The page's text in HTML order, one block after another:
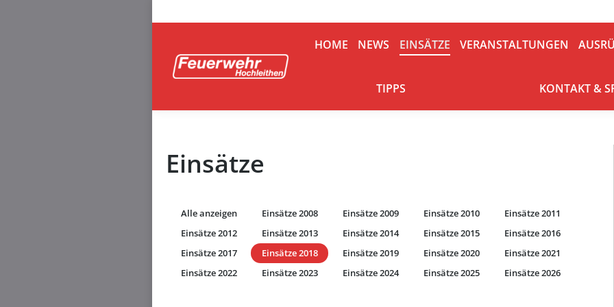
HOME NEWS EINSÄTZE VERANSTALTUNGEN
TIPPS KONTAKT &
Einsätze
Alle anzeigen Einsätze 2008 Einsätze 2009 Einsätze 2010
Einsätze 2011
Einsätze 2012
Einsätze 2013 Einsätze 2014 Einsätze 2015
Einsätze 2016
Einsätze 2017
Einsätze 2018 Einsätze 2019 Einsätze 2020
Einsätze 2021
Einsätze 2022
Einsätze 2023 Einsätze 2024 Einsätze 2025 Einsätze 2026
HOME NEWS EINSÄTZE VERANSTALTUNGEN